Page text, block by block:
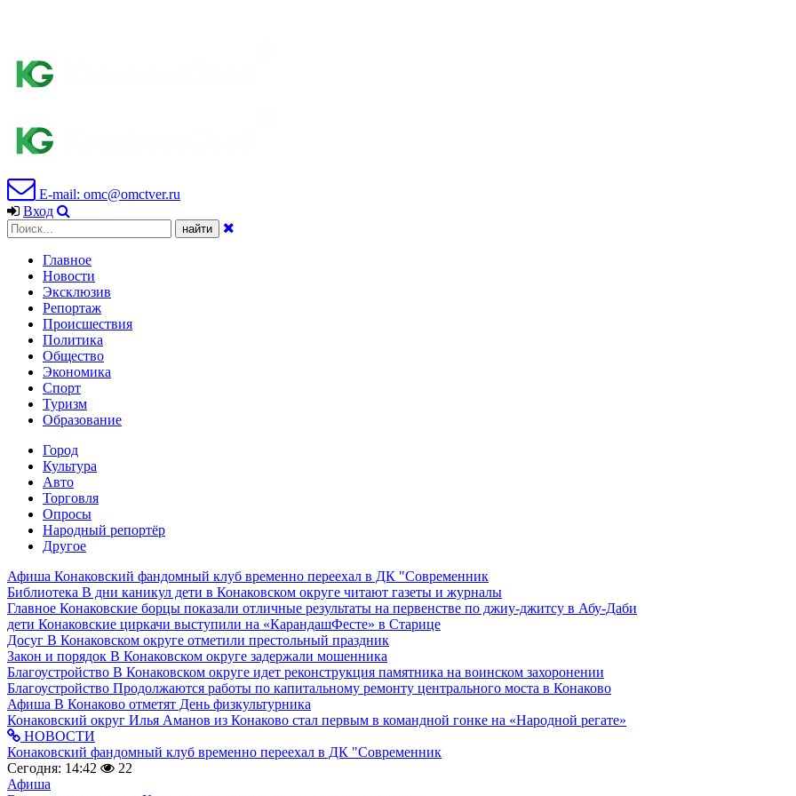
E-mail: omc@omctver.ru
Вход
Главное
Новости
Эксклюзив
Репортаж
Происшествия
Политика
Общество
Экономика
Спорт
Туризм
Образование
Город
Культура
Авто
Торговля
Опросы
Народный репортёр
Другое
Афиша Конаковский фандомный клуб временно переехал в ДК "Современник
Библиотека В дни каникул дети в Конаковском округе читают газеты и журналы
Главное Конаковские борцы показали отличные результаты на первенстве по джиу-джитсу в Абу-Даби
дети Конаковские циркачи выступили на «КарандашФесте» в Старице
Досуг В Конаковском округе отметили престольный праздник
Закон и порядок В Конаковском округе задержали мошенника
Благоустройство В Конаковском округе идет реконструкция памятника на воинском захоронении
Благоустройство Продолжаются работы по капитальному ремонту центрального моста в Конаково
Афиша В Конаково отметят День физкультурника
Конаковский округ Илья Аманов из Конаково стал первым в командной гонке на «Народной регате»
НОВОСТИ
Конаковский фандомный клуб временно переехал в ДК "Современник
Сегодня: 14:42
22
Афиша